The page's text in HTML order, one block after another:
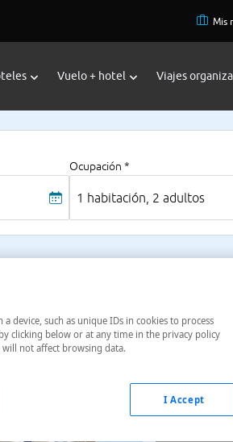
Mis
Vuelo + hotel Viajes
Ocupación *
1 habitación, 2 adultos
device, such as unique IDs in cookies to process
clicking below or at any time in the privacy policy
will not affect browsing data.
I Accept